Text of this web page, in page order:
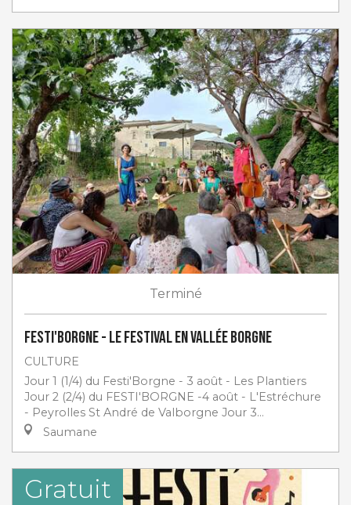
Terminé
Festi'Borgne - Le Festival en Vallée Borgne
CULTURE
Jour 1 (1/4) du Festi'Borgne - 3 août - Les Plantiers
Jour 2 (2/4) du FESTI'BORGNE -4 août - L'Estréchure
- Peyrolles St André de Valborgne Jour 3...
Saumane
Gratuit